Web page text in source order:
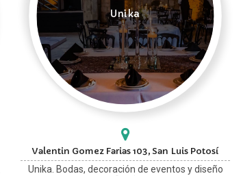
Unika
Valentin Gomez Farias 103, San Luis Potosí
Unika. Bodas, decoración de eventos y diseño